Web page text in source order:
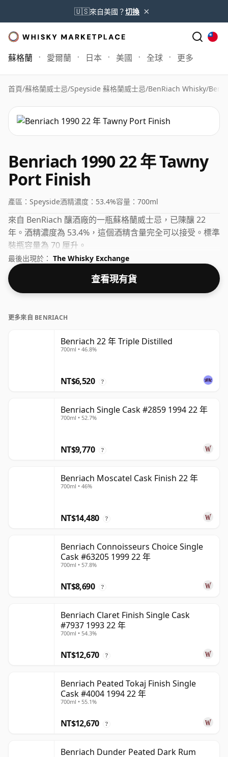
🇺🇸來自美國？切換 ×
蘇格蘭 愛爾蘭 日本 美國 全球 更多
首頁/蘇格蘭威士忌/Speyside 蘇格蘭威士忌/BenRiach Whisky/
Benriach 1990 22 年 Tawny
Port Finish
產區： Speyside酒精濃度： 53.4%容量： 700ml
來自 BenRiach 釀酒廠的一瓶蘇格蘭威士忌，已陳釀 22
年。酒精濃度為 53.4%，這個酒精含量完全可以接受。標準
裝瓶容量為 70 厘升。
最後出現於： The Whisky Exchange
查看現有貨
更多來自 BENRIACH
Benriach 22 年 Triple Distilled
700ml • 46.8%
NT$6,520 ?
Benriach Single Cask #2859 1994 22 年
700ml • 52.7%
NT$9,770 ?
Benriach Moscatel Cask Finish 22 年
700ml • 46%
NT$14,480 ?
Benriach Connoisseurs Choice Single
Cask #63205 1999 22 年
700ml • 57.8%
NT$8,690 ?
Benriach Claret Finish Single Cask
#7937 1993 22 年
700ml • 54.3%
NT$12,670 ?
Benriach Peated Tokaj Finish Single
Cask #4004 1994 22 年
700ml • 55.1%
NT$12,670 ?
Benriach Dunder Peated Dark Rum